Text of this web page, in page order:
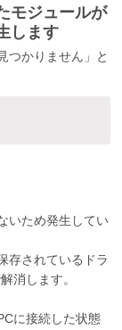
モジュールが
します
つかりません」と
いため発生してい
存されているドラ
消します。
に接続した状態